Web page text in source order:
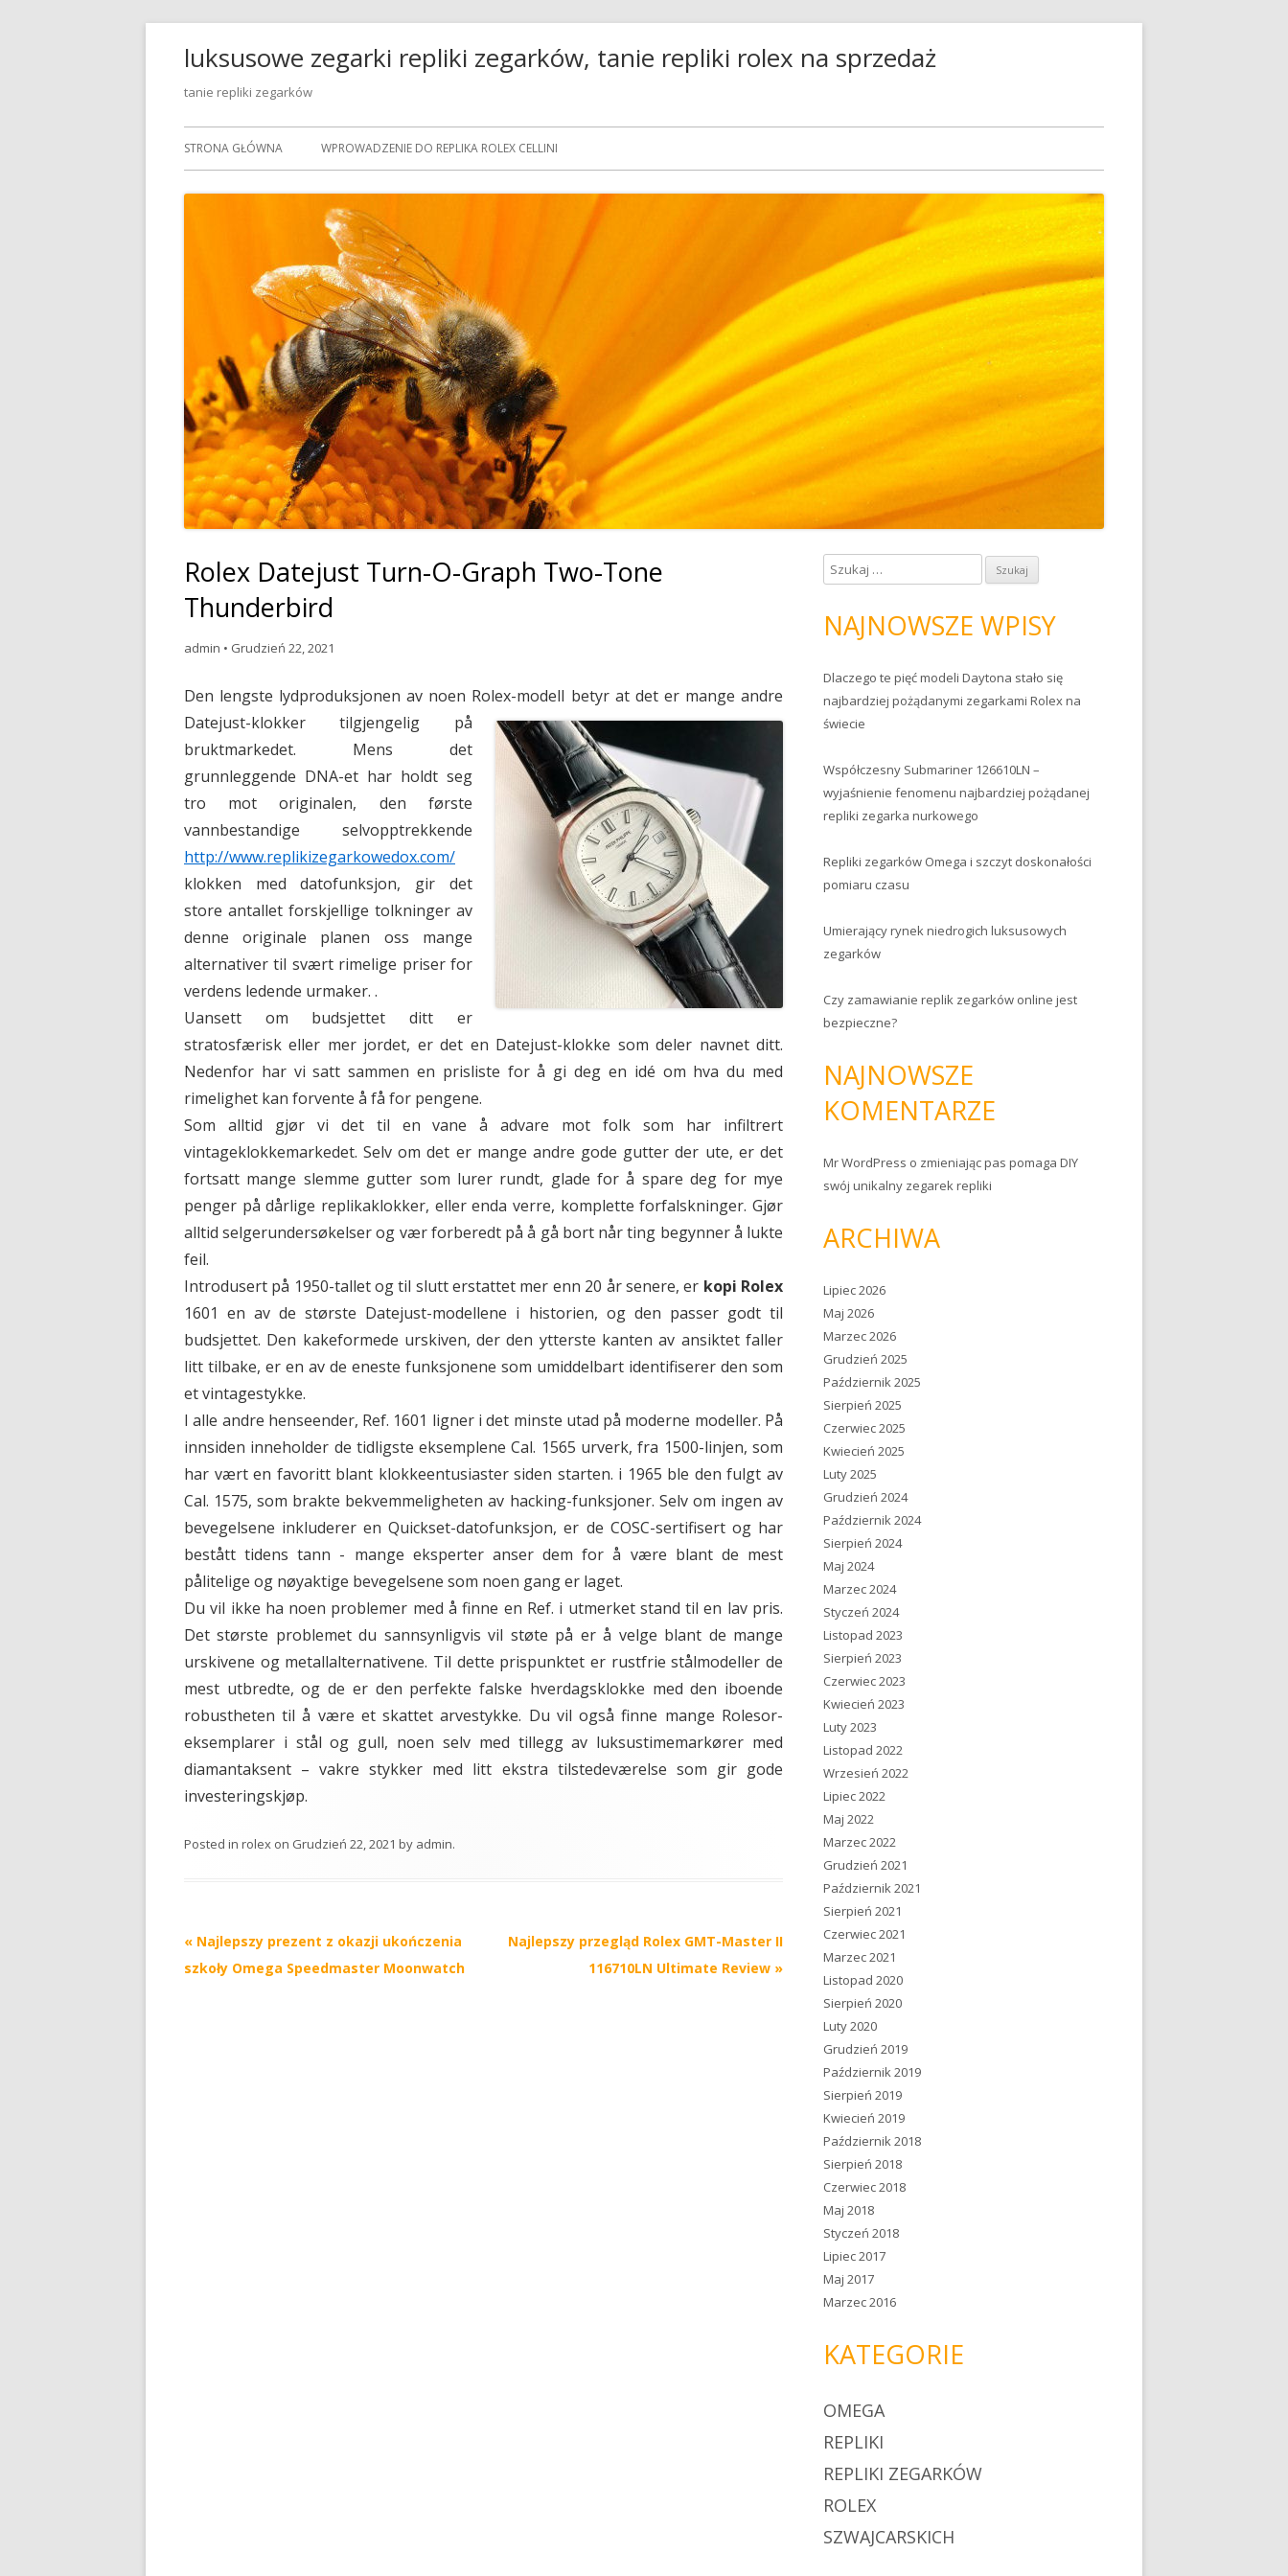
luksusowe zegarki repliki zegarków, tanie repliki rolex na sprzedaż
tanie repliki zegarków
Skip
STRONA GŁÓWNA WPROWADZENIE DO REPLIKA ROLEX CELLINI
Rolex Datejust Turn-O-Graph Two-Tone
Thunderbird
admin • Grudzień 22, 2021
Den lengste lydproduksjonen av noen Rolex-modell betyr at det er mange andre
Datejust-klokker tilgjengelig på
bruktmarkedet. Mens det
grunnleggende DNA-et har holdt seg
tro mot originalen, den første
vannbestandige selvopptrekkende
http://www.replikizegarkowedox.com/
klokken med datofunksjon, gir det
store antallet forskjellige tolkninger av
denne originale planen oss mange
alternativer til svært rimelige priser for
verdens ledende urmaker. .
Uansett om budsjettet ditt er
stratosfærisk eller mer jordet, er det en Datejust-klokke som deler navnet ditt.
Nedenfor har vi satt sammen en prisliste for å gi deg en idé om hva du med
rimelighet kan forvente å få for pengene.
Som alltid gjør vi det til en vane å advare mot folk som har infiltrert
vintageklokkemarkedet. Selv om det er mange andre gode gutter der ute, er det
fortsatt mange slemme gutter som lurer rundt, glade for å spare deg for mye
penger på dårlige replikaklokker, eller enda verre, komplette forfalskninger. Gjør
alltid selgerundersøkelser og vær forberedt på å gå bort når ting begynner å lukte
feil.
Introdusert på 1950-tallet og til slutt erstattet mer enn 20 år senere, er kopi Rolex
1601 en av de største Datejust-modellene i historien, og den passer godt til
budsjettet. Den kakeformede urskiven, der den ytterste kanten av ansiktet faller
litt tilbake, er en av de eneste funksjonene som umiddelbart identifiserer den som
et vintagestykke.
I alle andre henseender, Ref. 1601 ligner i det minste utad på moderne modeller. På
innsiden inneholder de tidligste eksemplene Cal. 1565 urverk, fra 1500-linjen, som
har vært en favoritt blant klokkeentusiaster siden starten. i 1965 ble den fulgt av
Cal. 1575, som brakte bekvemmeligheten av hacking-funksjoner. Selv om ingen av
bevegelsene inkluderer en Quickset-datofunksjon, er de COSC-sertifisert og har
bestått tidens tann - mange eksperter anser dem for å være blant de mest
pålitelige og nøyaktige bevegelsene som noen gang er laget.
Du vil ikke ha noen problemer med å finne en Ref. i utmerket stand til en lav pris.
Det største problemet du sannsynligvis vil støte på er å velge blant de mange
urskivene og metallalternativene. Til dette prispunktet er rustfrie stålmodeller de
mest utbredte, og de er den perfekte falske hverdagsklokke med den iboende
robustheten til å være et skattet arvestykke. Du vil også finne mange Rolesor-
eksemplarer i stål og gull, noen selv med tillegg av luksustimemarkører med
diamantaksent – vakre stykker med litt ekstra tilstedeværelse som gir gode
investeringskjøp.
Posted in rolex on Grudzień 22, 2021 by admin.
Post
navigation
« Najlepszy prezent z okazji ukończenia
szkoły Omega Speedmaster Moonwatch
Najlepszy przegląd Rolex GMT-Master II
116710LN Ultimate Review »
S
z
k
j
:
NAJNOWSZE WPISY
Dlaczego te pięć modeli Daytona stało się
najbardziej pożądanymi zegarkami Rolex na
świecie
Współczesny Submariner 126610LN –
wyjaśnienie fenomenu najbardziej pożądanej
repliki zegarka nurkowego
Repliki zegarków Omega i szczyt doskonałości
pomiaru czasu
Umierający rynek niedrogich luksusowych
zegarków
Czy zamawianie replik zegarków online jest
bezpieczne?
NAJNOWSZE
KOMENTARZE
Mr WordPress o zmieniając pas pomaga DIY
swój unikalny zegarek repliki
ARCHIWA
Lipiec 2026
Maj 2026
Marzec 2026
Grudzień 2025
Październik 2025
Sierpień 2025
Czerwiec 2025
Kwiecień 2025
Luty 2025
Grudzień 2024
Październik 2024
Sierpień 2024
Maj 2024
Marzec 2024
Styczeń 2024
Listopad 2023
Sierpień 2023
Czerwiec 2023
Kwiecień 2023
Luty 2023
Listopad 2022
Wrzesień 2022
Lipiec 2022
Maj 2022
Marzec 2022
Grudzień 2021
Październik 2021
Sierpień 2021
Czerwiec 2021
Marzec 2021
Listopad 2020
Sierpień 2020
Luty 2020
Grudzień 2019
Październik 2019
Sierpień 2019
Kwiecień 2019
Październik 2018
Sierpień 2018
Czerwiec 2018
Maj 2018
Styczeń 2018
Lipiec 2017
Maj 2017
Marzec 2016
KATEGORIE
OMEGA
REPLIKI
REPLIKI ZEGARKÓW
ROLEX
SZWAJCARSKICH